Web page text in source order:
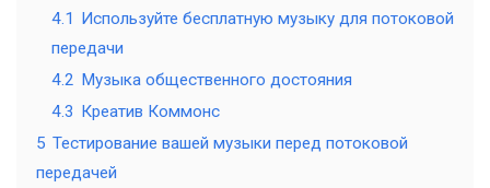
4.1 Используйте бесплатную музыку для потоковой
передачи
4.2 Музыка общественного достояния
4.3 Креатив Коммонс
5 Тестирование вашей музыки перед потоковой
передачей